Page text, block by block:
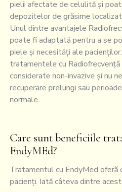
pielii afectate de celulită și
depozitelor de grăsime
Unul dintre avantajele
poate fi adaptată pentru a se
piele și necesități ale
tratamentele cu
considerate non-invazive și nu
recuperare prelungi sau
normale.
Care sunt beneficiile
EndyMEd?
Tratamentul cu EndyMed oferă
pacienți. Iată câteva dintre